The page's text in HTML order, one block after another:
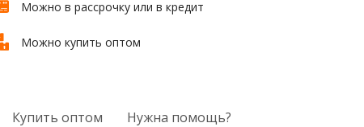
Можно в рассрочку или в кредит
Можно купить оптом
Купить оптом Нужна помощь?